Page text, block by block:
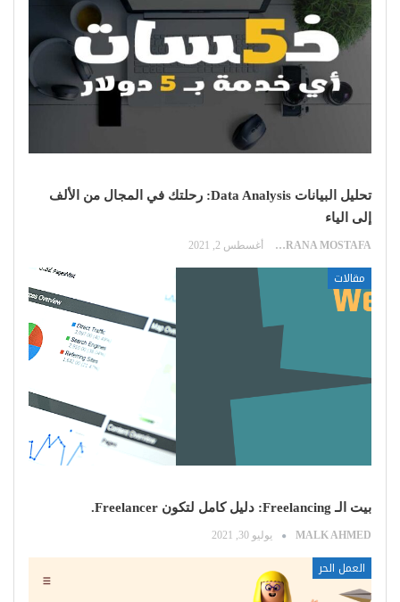
تحليل البيانات Data Analysis: رحلتك في المجال من الألف
إلى الياء
RANA MOSTAFA أغسطس 2, 2021
مقالات
بيت الـ Freelancing: دليل كامل لتكون Freelancer.
MALK AHMED يوليو 30, 2021
العمل الحر